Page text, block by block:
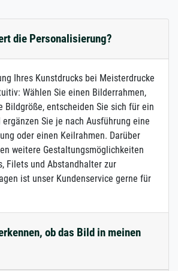
die Personalisierung?
Ihres Kunstdrucks bei Meisterdrucke
Wählen Sie einen Bilderrahmen,
Bildgröße, entscheiden Sie sich für ein
ergänzen Sie je nach Ausführung eine
oder einen Keilrahmen. Darüber
weitere Gestaltungsmöglichkeiten
Filets und Abstandhalter zur
ist unser Kundenservice gerne für
ob das Bild in meinen